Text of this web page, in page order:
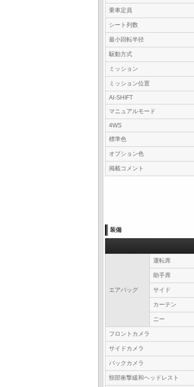
乗車定員
シート列数
最小回転半径
駆動方式
ミッション
ミッション位置
AI-SHIFT
マニュアルモード
4WS
標準色
オプション色
掲載コメント
装備
エアバッグ
運転席
助手席
サイド
カーテン
ニー
フロントカメラ
サイドカメラ
バックカメラ
頸部衝撃緩和ヘッドレスト